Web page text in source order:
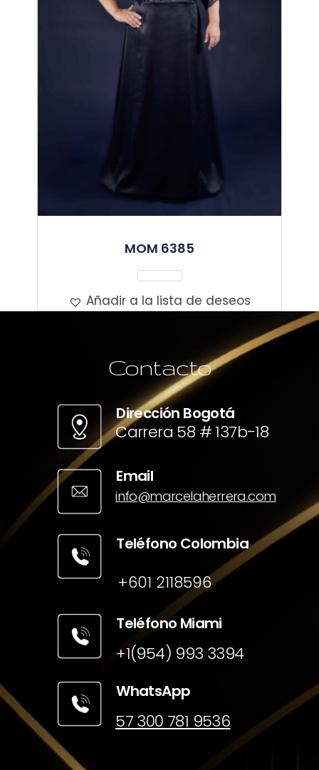
MOM 6385
Leer Más
Añadir a la lista de deseos
Contacto
Dirección Bogotá
Carrera 58 # 137b-18
Email
info@marcelaherrera.com
Teléfono Colombia
+601 2118596
Teléfono Miami
+1(954) 993 3394
WhatsApp
57 300 781 9536